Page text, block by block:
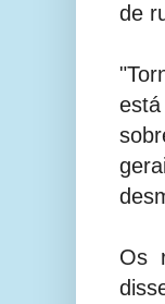
de
Os